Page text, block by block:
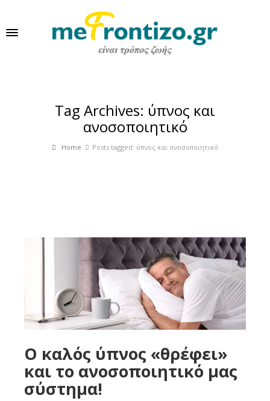
Tag Archives: ύπνος και
ανοσοποιητικό
Home Posts tagged: ύπνος και ανοσοποιητικό
Ο καλός ύπνος «θρέφει»
και το ανοσοποιητικό μας
σύστημα!